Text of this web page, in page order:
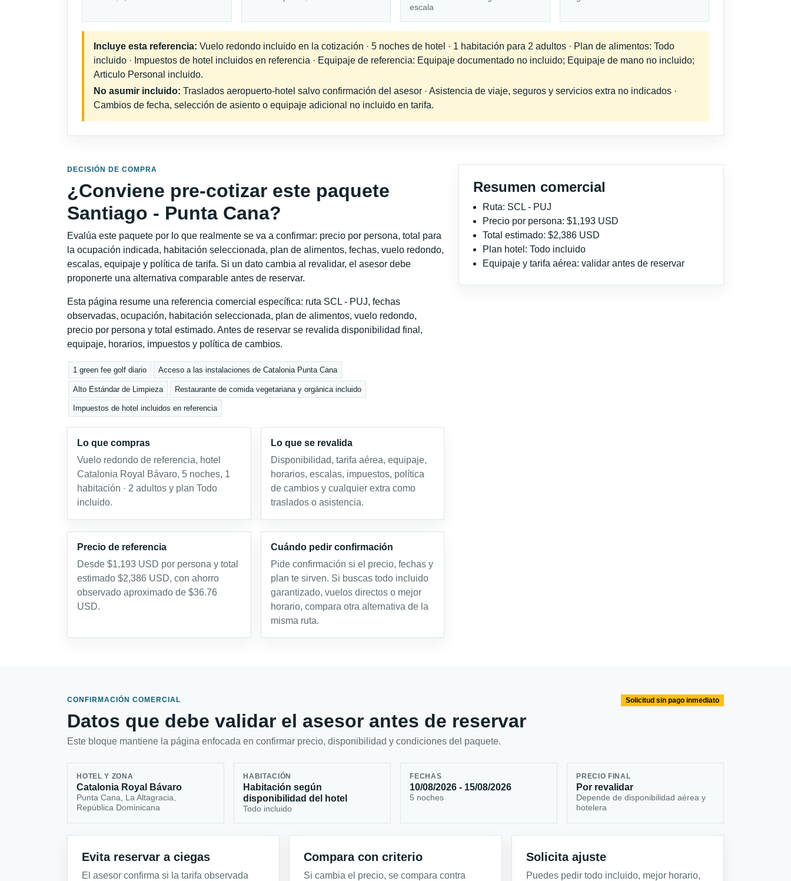
escala
Incluye esta referencia: Vuelo redondo incluido en la cotización · 5 noches de hotel · 1 habitación para 2 adultos · Plan de alimentos: Todo
incluido · Impuestos de hotel incluidos en referencia · Equipaje de referencia: Equipaje documentado no incluido; Equipaje de mano no incluido;
Articulo Personal incluido.
No asumir incluido: Traslados aeropuerto-hotel salvo confirmación del asesor · Asistencia de viaje, seguros y servicios extra no indicados ·
Cambios de fecha, selección de asiento o equipaje adicional no incluido en tarifa.
DECISIÓN DE COMPRA
¿Conviene pre-cotizar este paquete
Santiago - Punta Cana?
Evalúa este paquete por lo que realmente se va a confirmar: precio por persona, total para
la ocupación indicada, habitación seleccionada, plan de alimentos, fechas, vuelo redondo,
escalas, equipaje y política de tarifa. Si un dato cambia al revalidar, el asesor debe
proponerte una alternativa comparable antes de reservar.
Esta página resume una referencia comercial específica: ruta SCL - PUJ, fechas
observadas, ocupación, habitación seleccionada, plan de alimentos, vuelo redondo,
precio por persona y total estimado. Antes de reservar se revalida disponibilidad final,
equipaje, horarios, impuestos y política de cambios.
1 green fee golf diario Acceso a las instalaciones de Catalonia Punta Cana
Alto Estándar de Limpieza Restaurante de comida vegetariana y orgánica incluido
Impuestos de hotel incluidos en referencia
Lo que compras
Vuelo redondo de referencia, hotel
Catalonia Royal Bávaro, 5 noches, 1
habitación · 2 adultos y plan Todo
incluido.
Lo que se revalida
Disponibilidad, tarifa aérea, equipaje,
horarios, escalas, impuestos, política
de cambios y cualquier extra como
traslados o asistencia.
Precio de referencia
Desde $1,193 USD por persona y total
estimado $2,386 USD, con ahorro
observado aproximado de $36.76
USD.
Cuándo pedir confirmación
Pide confirmación si el precio, fechas y
plan te sirven. Si buscas todo incluido
garantizado, vuelos directos o mejor
horario, compara otra alternativa de la
misma ruta.
Resumen comercial
Ruta: SCL - PUJ
Precio por persona: $1,193 USD
Total estimado: $2,386 USD
Plan hotel: Todo incluido
Equipaje y tarifa aérea: validar antes de reservar
CONFIRMACIÓN COMERCIAL
Datos que debe validar el asesor antes de reservar
Este bloque mantiene la página enfocada en confirmar precio, disponibilidad y condiciones del paquete.
Solicitud sin pago inmediato
HOTEL Y ZONA
Catalonia Royal Bávaro
Punta Cana, La Altagracia,
República Dominicana
HABITACIÓN
Habitación según
disponibilidad del hotel
Todo incluido
FECHAS
10/08/2026 - 15/08/2026
5 noches
PRECIO FINAL
Por revalidar
Depende de disponibilidad aérea y
hotelera
Evita reservar a ciegas
El asesor confirma si la tarifa observada
Compara con criterio
Si cambia el precio, se compara contra
Solicita ajuste
Puedes pedir todo incluido, mejor horario,